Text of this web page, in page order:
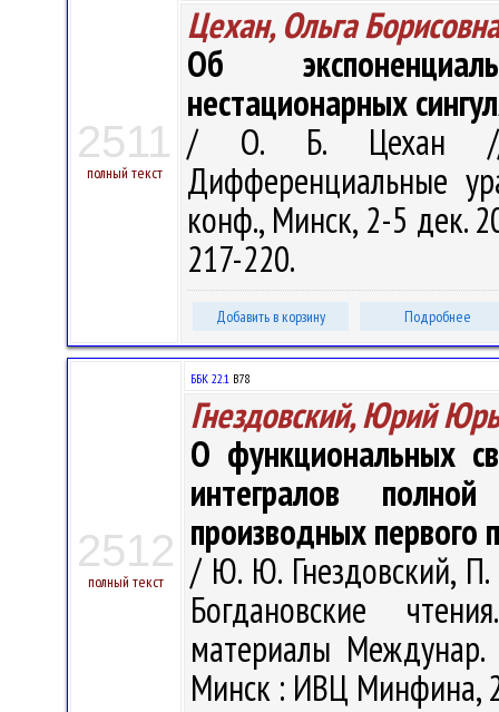
2511
полный текст
Цехан, Ольга Борисовна
Об
нестационарных
/ О. Б. Цехан //
Дифференциальные
конф., Минск, 2-5 дек.
217-220.
Добавить в корзину Подробнее
2512
полный текст
ББК 22.1 В78
Гнездовский, Юрий
О функциональных
интегралов
производных первого
/ Ю. Ю. Гнездовский,
Богдановские
материалы
Минск : ИВЦ Минфина,